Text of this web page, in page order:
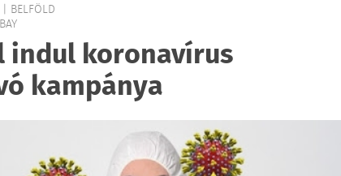
BELFÖLD
indul koronavírus
kampánya